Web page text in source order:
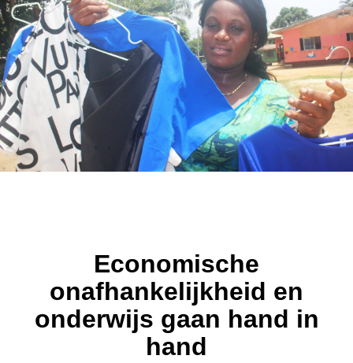
Economische
onafhankelijkheid en
onderwijs gaan hand in
hand